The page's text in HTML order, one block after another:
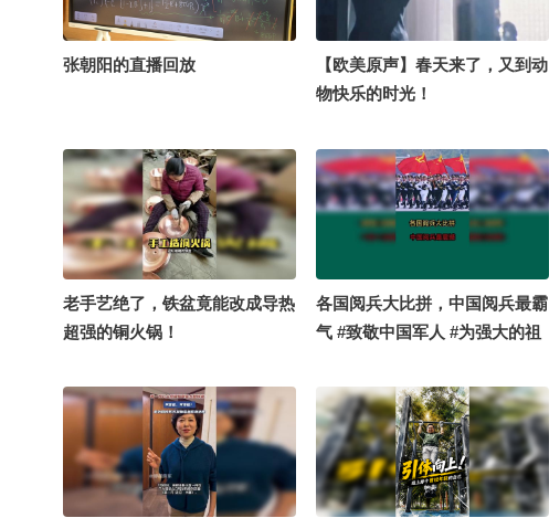
张朝阳的直播回放
【欧美原声】春天来了，又到动
物快乐的时光！
老手艺绝了，铁盆竟能改成导热
超强的铜火锅！
各国阅兵大比拼，中国阅兵最霸
气 #致敬中国军人 #为强大的祖